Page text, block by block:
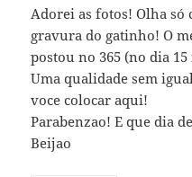
Adorei as fotos! Olha só
gravura do gatinho! O
postou no 365 (no dia
Uma qualidade sem
voce colocar aqui!
Parabenzao! E que dia
Beijao